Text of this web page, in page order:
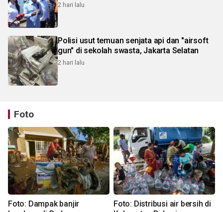
2 hari lalu
Polisi usut temuan senjata api dan "airsoft
gun" di sekolah swasta, Jakarta Selatan
2 hari lalu
Foto
Foto: Dampak banjir
Foto: Distribusi air bersih di